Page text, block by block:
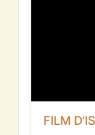
FILM